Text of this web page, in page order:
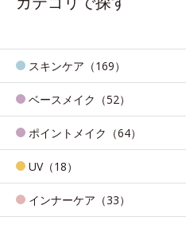
スキンケア（169）
ベースメイク（52）
ポイントメイク（64）
UV（18）
インナーケア（33）